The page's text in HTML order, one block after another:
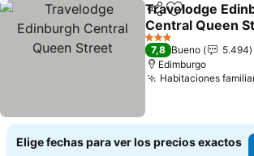
Compartir
Agregar a
Travelodge
Central Queen
3 Estrellas
7,8 Bueno
5.494
Edimburgo
Habitaciones
Elige fechas para ver los precios exactos